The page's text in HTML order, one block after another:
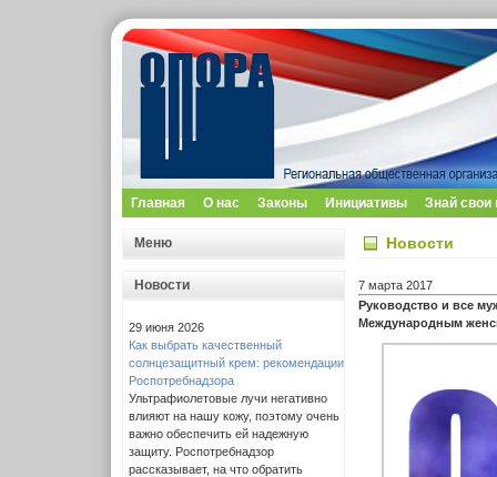
Главная О нас Законы Инициативы Знай свои
Меню
Новости
29 июня 2026
Как выбрать качественный
солнцезащитный крем: рекомендации
Роспотребнадзора
Ультрафиолетовые лучи негативно
влияют на нашу кожу, поэтому очень
важно обеспечить ей надежную
защиту. Роспотребнадзор
рассказывает, на что обратить
Новости
7 марта 2017
Руководство и все
Международным